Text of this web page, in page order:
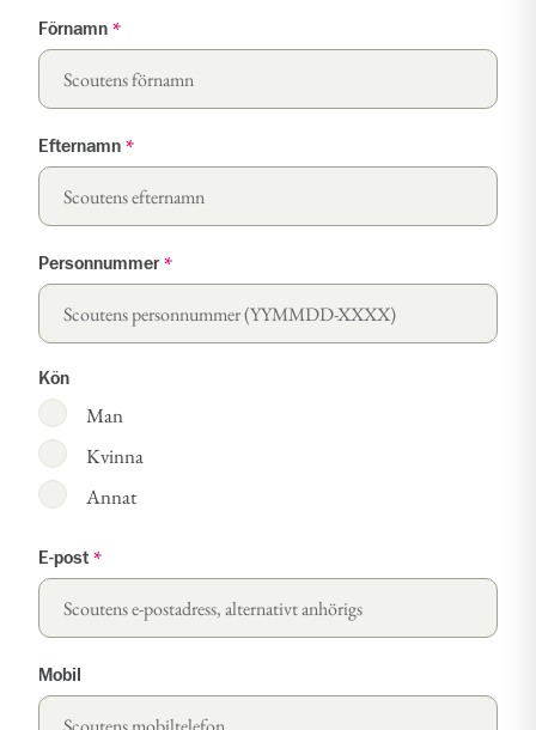
Förnamn *
Efternamn *
Personnummer *
Kön
Man
Kvinna
Annat
E-post *
Mobil